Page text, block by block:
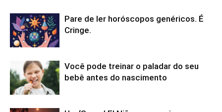
Pare de ler horóscopos genéricos. É
Cringe.
Você pode treinar o paladar do seu
bebê antes do nascimento